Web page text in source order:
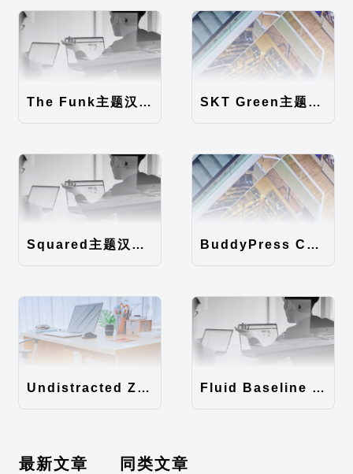
The Funk主题汉化包 SKT Green主题汉化包
Squared主题汉化包 BuddyPress Colours主题汉化包
Undistracted Zen主题汉化包 Fluid Baseline Grid主题汉化包
最新文章 同类文章